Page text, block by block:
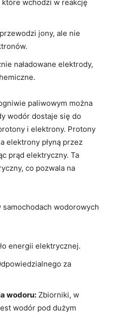
wchodzi w reakcję
jony, ale nie
⁣naładowane ‌elektrody,
⁢paliwowym można
wodór dostaje się ⁣do
i elektrony.⁢ Protony⁤
elektrony płyną przez
prąd‌ elektryczny. Ta
co​ pozwala na
wodorowych
energii elektrycznej.
za
wodoru: Zbiorniki, w
wodór pod dużym